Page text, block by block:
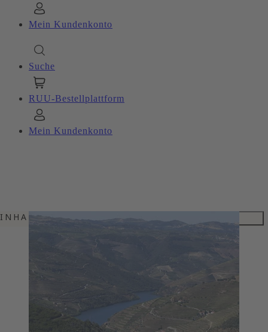
Mein Kundenkonto
Suche
RUU-Bestellplattform
Mein Kundenkonto
INHALTSVERZEICHNIS
EINMALIGES TERROIR